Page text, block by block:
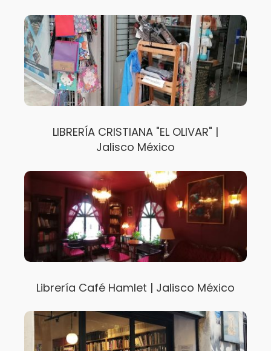
LIBRERÍA CRISTIANA "EL OLIVAR" |
Jalisco México
Librería Café Hamlet | Jalisco México